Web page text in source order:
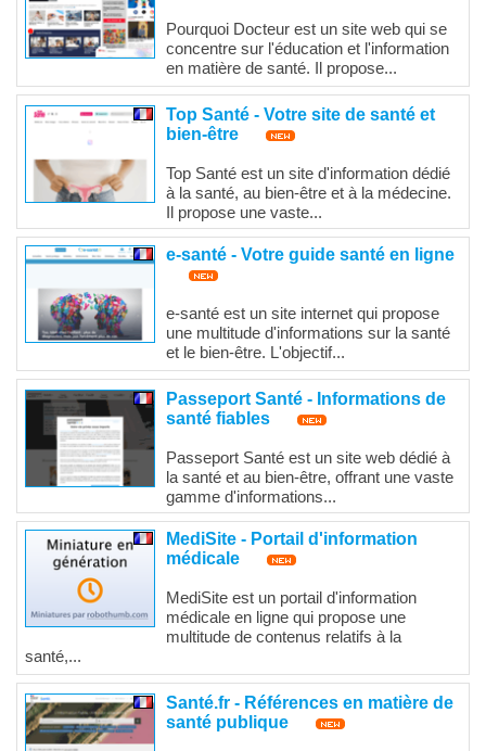
Pourquoi Docteur est un site web qui se
concentre sur l'éducation et l'information
en matière de santé. Il propose...
Top Santé - Votre site de santé et
bien-être
Top Santé est un site d'information dédié
à la santé, au bien-être et à la médecine.
Il propose une vaste...
e-santé - Votre guide santé en ligne
e-santé est un site internet qui propose
une multitude d'informations sur la santé
et le bien-être. L'objectif...
Passeport Santé - Informations de
santé fiables
Passeport Santé est un site web dédié à
la santé et au bien-être, offrant une vaste
gamme d'informations...
MediSite - Portail d'information
médicale
MediSite est un portail d'information
médicale en ligne qui propose une
multitude de contenus relatifs à la
santé,...
Santé.fr - Références en matière de
santé publique